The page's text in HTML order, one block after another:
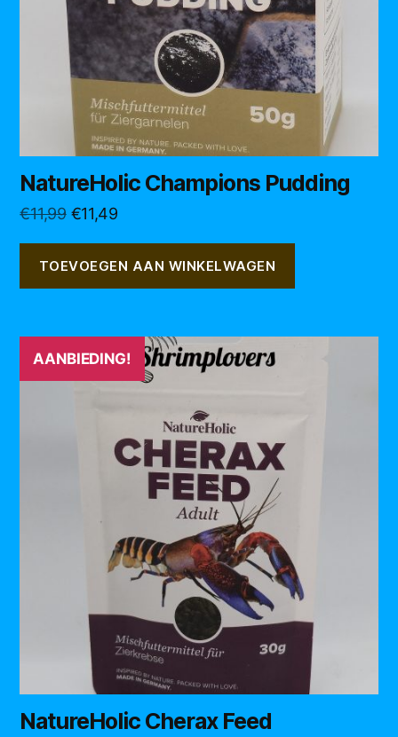
NatureHolic Champions Pudding
€11,99 Oorspronkelijke
was:
€11,99.
€11,49Huidige
is:
€11,49.
TOEVOEGEN AAN WINKELWAGEN
AANBIEDING!
NatureHolic Cherax Feed